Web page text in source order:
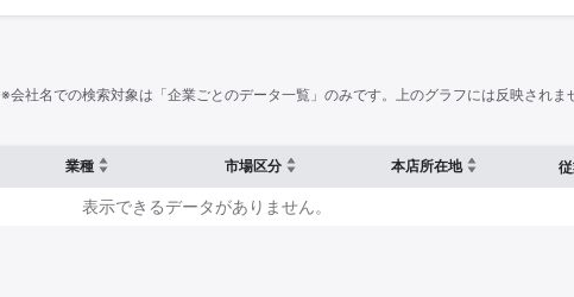
※会社名での検索対象は「企業ごとのデータ一覧」のみです。上のグラフには反映されま
業種 市場区分 本店所在地
表示できるデータがありません。